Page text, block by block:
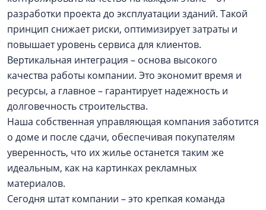
разработки проекта до эксплуатации зданий. Такой
принцип снижает риски, оптимизирует затраты и
повышает уровень сервиса для клиентов.
Вертикальная интеграция – основа высокого
качества работы компании. Это экономит время и
ресурсы, а главное – гарантирует надежность и
долговечность строительства.
Наша собственная управляющая компания заботится
о доме и после сдачи, обеспечивая покупателям
уверенность, что их жилье останется таким же
идеальным, как на картинках рекламных
материалов.
Сегодня штат компании – это крепкая команда